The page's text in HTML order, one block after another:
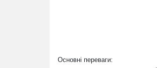
Основні переваги: